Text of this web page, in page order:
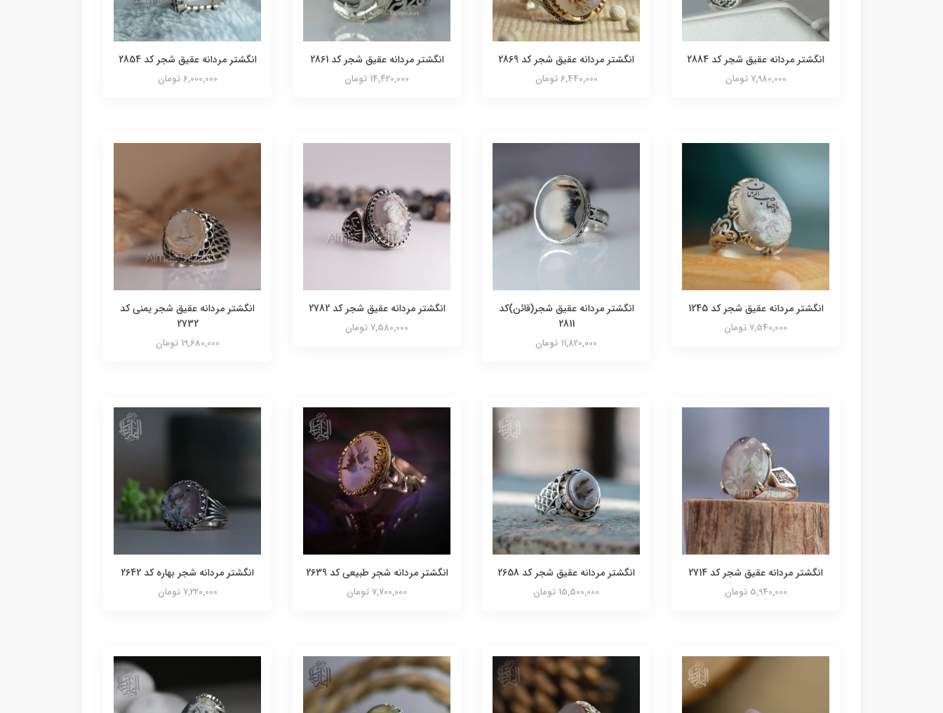
انگشتر مردانه عقیق شجر کد 2884
7,980,000 تومان
انگشتر مردانه عقیق شجر کد 2869
6,440,000 تومان
انگشتر مردانه عقیق شجر کد 2861
14,420,000 تومان
انگشتر مردانه عقیق شجر کد 2854
6,000,000 تومان
انگشتر مردانه عقیق شجر کد 1245
7,540,000 تومان
انگشتر مردانه عقیق شجر(قائن)کد
2811
11,820,000 تومان
انگشتر مردانه عقیق شجر کد 2782
7,580,000 تومان
انگشتر مردانه عقیق شجر یمنی کد
2732
19,680,000 تومان
انگشتر مردانه عقیق شجر کد 2714
5,940,000 تومان
انگشتر مردانه عقیق شجر کد 2658
15,500,000 تومان
انگشتر مردانه شجر طبیعی کد 2639
7,700,000 تومان
انگشتر مردانه شجر بهاره کد 2642
7,220,000 تومان